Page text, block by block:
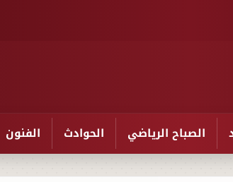
الصباح الرياضي الحوادث الفنون